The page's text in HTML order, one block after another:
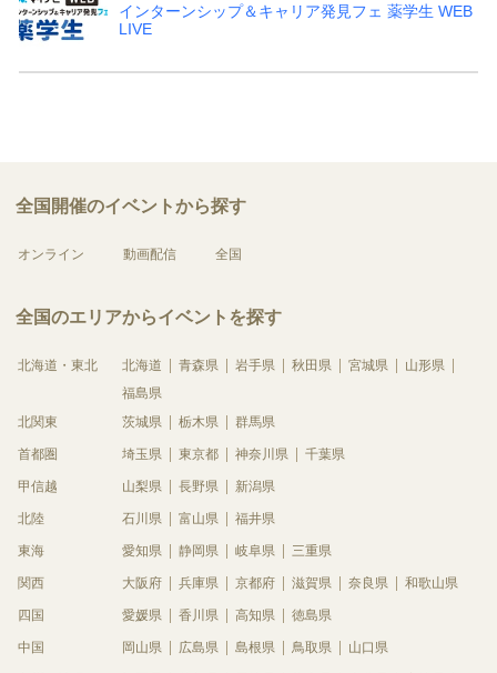
インターンシップ＆キャリア発見フェ 薬学生 WEB
LIVE
全国開催のイベントから探す
オンライン 動画配信 全国
全国のエリアからイベントを探す
北海道・東北 北海道 青森県 岩手県 秋田県 宮城県
山形県
福島県
北関東
茨城県 栃木県 群馬県
首都圏 埼玉県 東京都 神奈川県 千葉県
甲信越 山梨県 長野県 新潟県
北陸 石川県 富山県 福井県
東海 愛知県 静岡県 岐阜県 三重県
関西 大阪府 兵庫県 京都府 滋賀県 奈良県 和歌山県
四国 愛媛県 香川県 高知県 徳島県
中国 岡山県 広島県 島根県 鳥取県 山口県